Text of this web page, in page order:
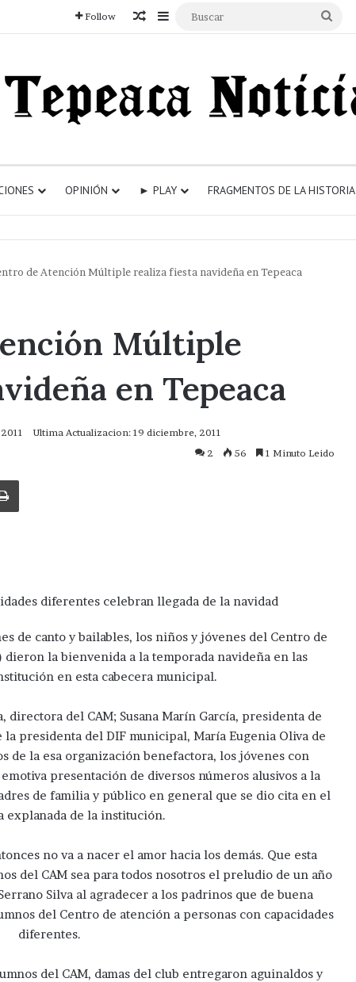
Follow Articulo aleatorio
Sidebar
OPINIÓN ► PLAY FRAGMENTOS DE LA HISTORIA
de Atención Múltiple realiza fiesta navideña en Tepeaca
Múltiple
en Tepeaca
Ultima Actualizacion: 19 diciembre, 2011
2
56 1 Minuto Leido
CorreoImprimir
diferentes celebran llegada de la navidad
de canto y bailables, los niños y jóvenes del Centro de
la bienvenida a la temporada navideña en las
en esta cabecera municipal.
directora del CAM; Susana Marín García, presidenta de
la presidenta del DIF municipal, María Eugenia Oliva de
de la esa organización benefactora, los jóvenes con
presentación de diversos números alusivos a la
de familia y público en general que se dio cita en el
explanada de la institución.
no va a nacer el amor hacia los demás. Que esta
del CAM sea para todos nosotros el preludio de un año
Silva al agradecer a los padrinos que de buena
del Centro de atención a personas con capacidades
diferentes.
del CAM, damas del club entregaron aguinaldos y